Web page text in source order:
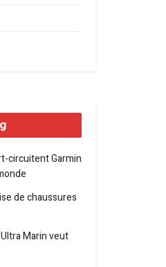
circuitent Garmin
de chaussures
Marin veut